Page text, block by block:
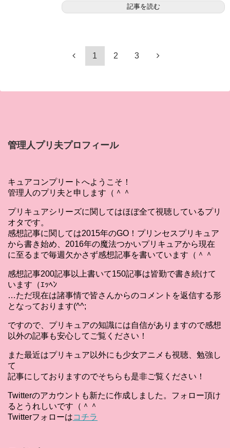
記事を読む
1 2 3
管理人プリ夫プロフィール
キュアコンプリートへようこそ！
管理人のプリ夫と申します（＾＾
プリキュアシリーズに関してはほぼ全て視聴しているプリ
オタです。
感想記事に関しては2015年のGO！プリンセスプリキュア
から書き始め、2016年の魔法つかいプリキュアから現在
に至るまで毎週欠かさず感想記事を書いています（＾＾
感想記事200記事以上書いて150記事は皆勤で書き続けて
います（ｴｯﾍﾝ
…ただ現在は諸事情で皆さんからのコメントを返信する形
となっております(^^;
ですので、プリキュアの知識には自信がありますので感想
以外の記事も安心してご覧ください！
また最近はプリキュア以外にも少女アニメも視聴、勉強し
て
記事にしておりますのでそちらも是非ご覧ください！
Twitterのアカウントも新たに作成しました。フォロー頂け
るとうれしいです（＾＾
Twitterフォローはコチラ